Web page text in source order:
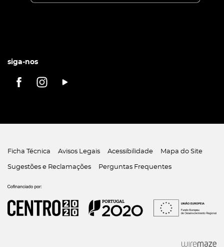
siga-nos
Ficha Técnica Avisos Legais Acessibilidade Mapa do Site
Sugestões e Reclamações Perguntas Frequentes